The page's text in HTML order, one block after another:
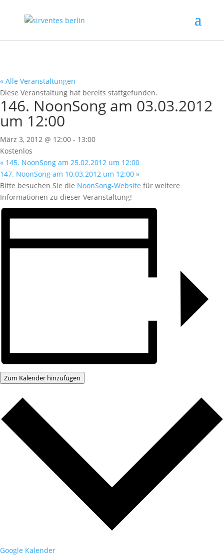
« Alle Veranstaltungen
Diese Veranstaltung hat bereits stattgefunden.
146. NoonSong am 03.03.2012
um 12:00
März 3, 2012 @ 12:00 - 13:00
Kostenlos
« 145. NoonSong am 25.02.2012 um 12:00
147. NoonSong am 10.03.2012 um 12:00 »
Bitte besuchen Sie die NoonSong-Website für weitere
Informationen zu dieser Veranstaltung!
Zum Kalender hinzufügen
Google Kalender